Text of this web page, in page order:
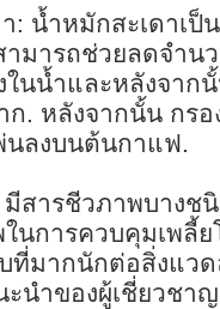
: น้ำหมักสะเดาเป็
มารถช่วยลดจำน
ในน้ำและหลังจาก
. หลังจากนั้น กรอ
นลงบนต้นกาแฟ.
สารชีวภาพบางช
นการควบคุมเพลี้ย
ที่มากนักต่อสิ่งแว
นำของผู้เชี่ยวชา